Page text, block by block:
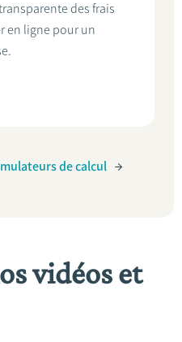
des frais
en ligne pour un
de calcul
vidéos et